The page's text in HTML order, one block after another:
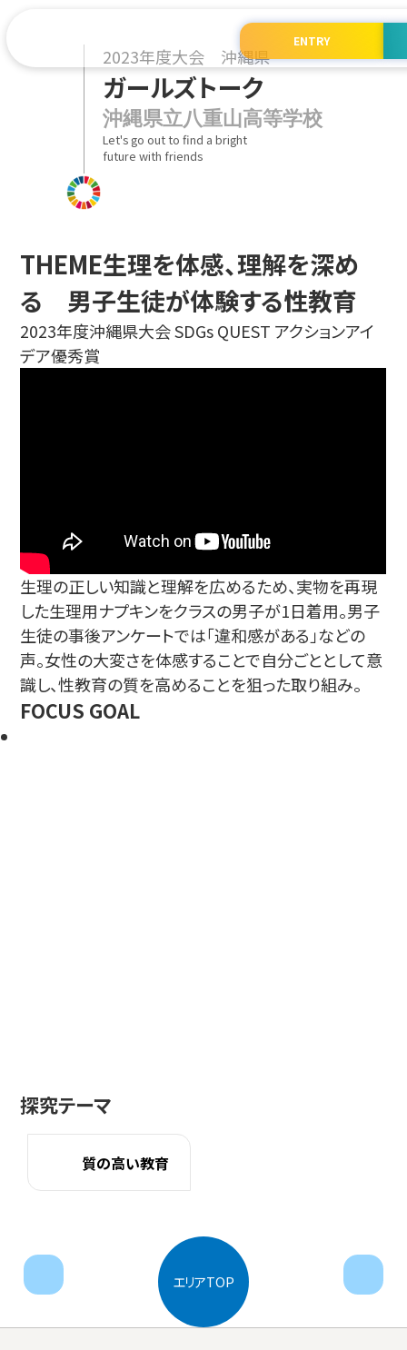
SDGs QUEST みらい甲子園
ENTRY
2023年度大会 沖縄県
ガールズトーク
沖縄県立八重山高等学校
Let's go out to find a bright
future with friends
THEME生理を体感、理解を深め
る 男子生徒が体験する性教育
2023年度沖縄県大会 SDGs QUEST アクションアイ
デア優秀賞
生理の正しい知識と理解を広めるため、実物を再現
した生理用ナプキンをクラスの男子が1日着用。男子
生徒の事後アンケートでは「違和感がある」などの
声。女性の大変さを体感することで自分ごととして意
識し、性教育の質を高めることを狙った取り組み。
FOCUS GOAL
探究テーマ
質の高い教育
エリアTOP